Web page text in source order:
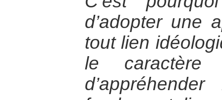
d’adopter une
tout lien
le caractère